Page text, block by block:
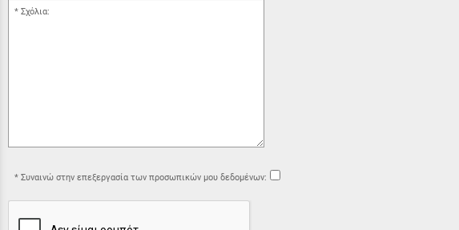
Σχόλια:
Συναινώ στην επεξεργασία των προσωπικών μου δεδομένων: